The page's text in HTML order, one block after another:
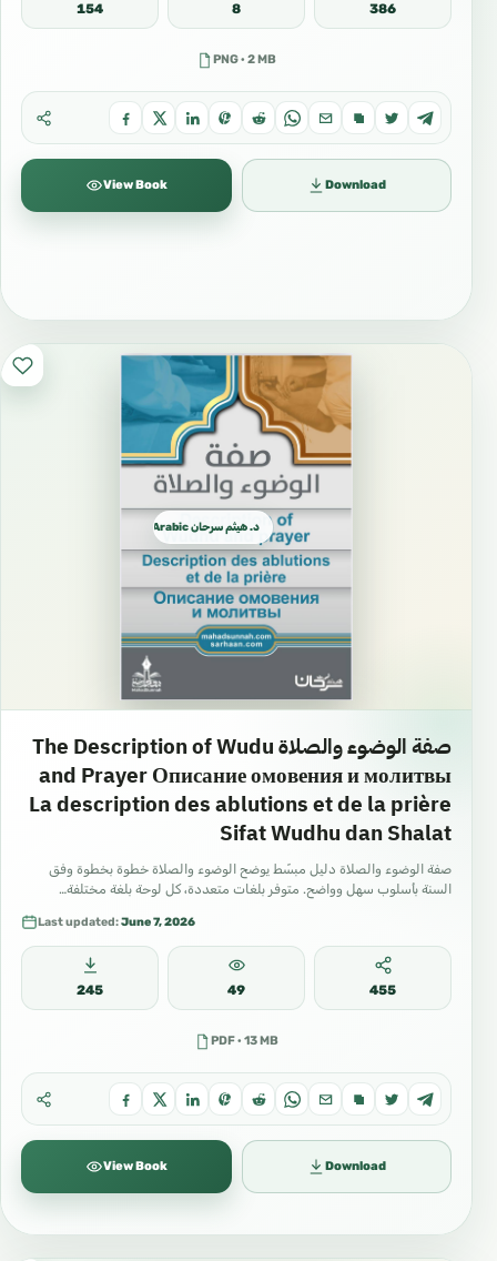
154 8 386
PNG · 2 MB
View Book Download
د. هيثم سرحان Arabic العربية
صفة الوضوء والصلاة The Description of Wudu
and Prayer Описание омовения и молитвы
La description des ablutions et de la prière
Sifat Wudhu dan Shalat
صفة الوضوء والصلاة دليل مبسّط يوضح الوضوء والصلاة خطوة بخطوة وفق
السنة بأسلوب سهل وواضح. متوفر بلغات متعددة، كل لوحة بلغة مختلفة…
Last updated:June 7, 2026
245 49 455
PDF · 13 MB
View Book Download